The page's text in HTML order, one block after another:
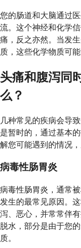
您的肠道和大脑通过
流。这个神经和化学
痛，反之亦然。当发
质，这些化学物质可
头痛和腹泻同
么？
几种常见的疾病会导
是暂时的，通过基本
解您可能遇到的情况
病毒性肠胃炎
病毒性肠胃炎，通常
发生的最常见原因。
泻、恶心，并常常伴
脱水，部分是由于您
质。